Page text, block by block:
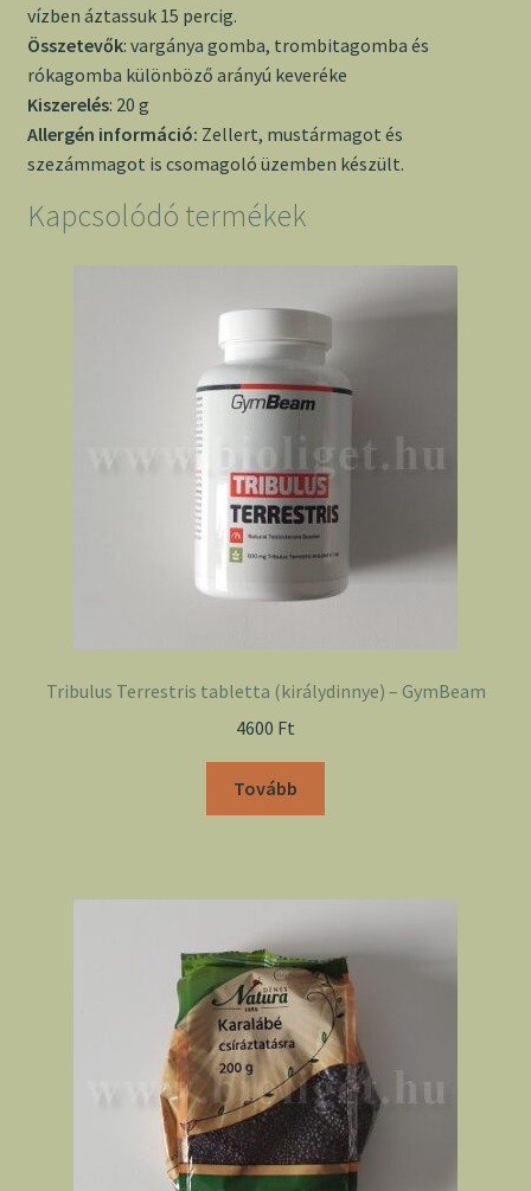
vízben áztassuk 15 percig.
Összetevők: vargánya gomba, trombitagomba és
rókagomba különböző arányú keveréke
Kiszerelés: 20 g
Allergén információ: Zellert, mustármagot és
szezámmagot is csomagoló üzemben készült.
Kapcsolódó termékek
Tribulus Terrestris tabletta (királydinnye) – GymBeam
4600 Ft
Tovább